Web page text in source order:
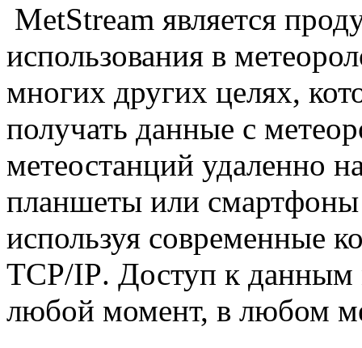
MetStream является
использования в
многих других целях,
получать данные с
метеостанций удаленно
планшеты или смартфоны
используя современные
TCP/IP. Доступ к данным
любой момент, в любом